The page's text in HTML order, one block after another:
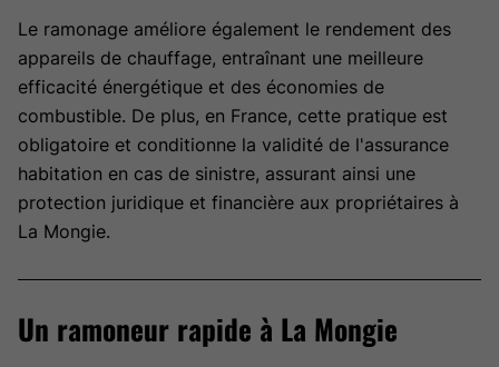
Le ramonage améliore également le rendement des
appareils de chauffage, entraînant une meilleure
efficacité énergétique et des économies de
combustible. De plus, en France, cette pratique est
obligatoire et conditionne la validité de l'assurance
habitation en cas de sinistre, assurant ainsi une
protection juridique et financière aux propriétaires à
La Mongie.
Un ramoneur rapide à La Mongie